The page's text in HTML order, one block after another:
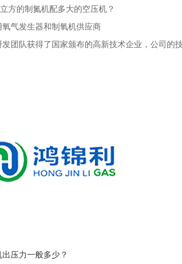
方的制氮机配多大的空压机？
氧气发生器和制氧机供应商
团队获得了国家颁布的高新技术企业，公司的
压力一般多少？